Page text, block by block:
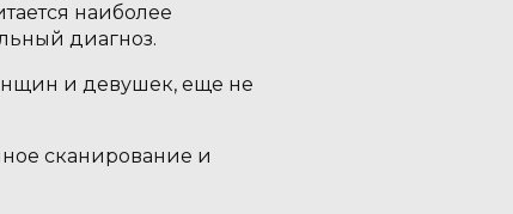
наиболее
диагноз.
и девушек, еще не
сканирование и